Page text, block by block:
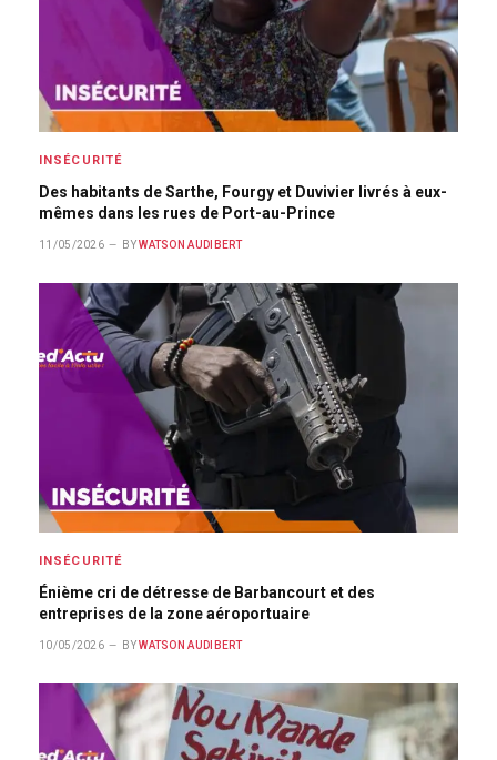
INSÉCURITÉ
Des habitants de Sarthe, Fourgy et Duvivier livrés à eux-
mêmes dans les rues de Port-au-Prince
11/05/2026 BY WATSON AUDIBERT
INSÉCURITÉ
Énième cri de détresse de Barbancourt et des
entreprises de la zone aéroportuaire
10/05/2026 BY WATSON AUDIBERT